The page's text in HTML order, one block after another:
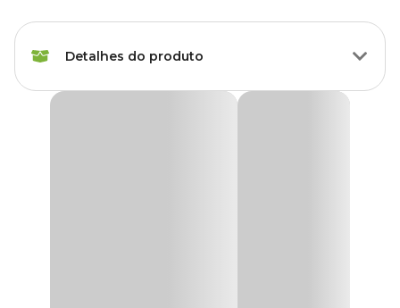
Gênero Unissex
Detalhes do produto